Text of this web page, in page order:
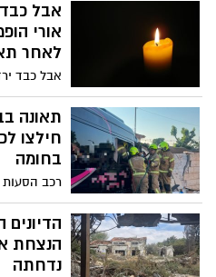
שנפצעה
הלכה
מותה.
אבל
אורי
לאחר
אבל כבד
האזורית
ארבל אורי
הופמן
בתאונת
תאונה
חילצו
בחומה
רכב
חובשים
רפואי
70 במצב בינוני, עם חבלות בראש ובגפיים.
נדחתה